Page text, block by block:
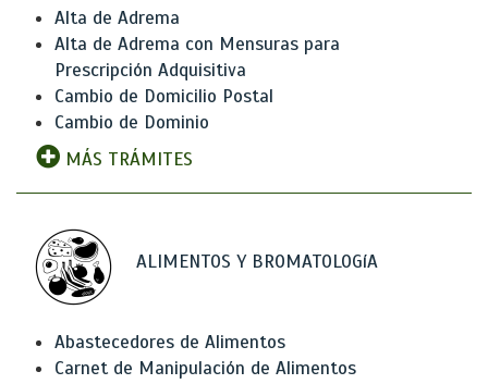
Alta de Adrema
Alta de Adrema con Mensuras para
Prescripción Adquisitiva
Cambio de Domicilio Postal
Cambio de Dominio
MÁS TRÁMITES
ALIMENTOS Y BROMATOLOGíA
Abastecedores de Alimentos
Carnet de Manipulación de Alimentos